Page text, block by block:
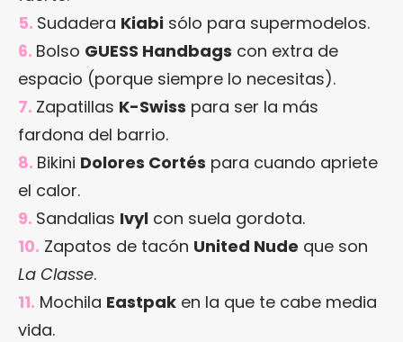
5. Sudadera Kiabi sólo para supermodelos.
6. Bolso GUESS Handbags con extra de
espacio (porque siempre lo necesitas).
7. Zapatillas K-Swiss para ser la más
fardona del barrio.
8. Bikini Dolores Cortés para cuando apriete
el calor.
9. Sandalias Ivyl con suela gordota.
10. Zapatos de tacón United Nude que son
La Classe.
11. Mochila Eastpak en la que te cabe media
vida.